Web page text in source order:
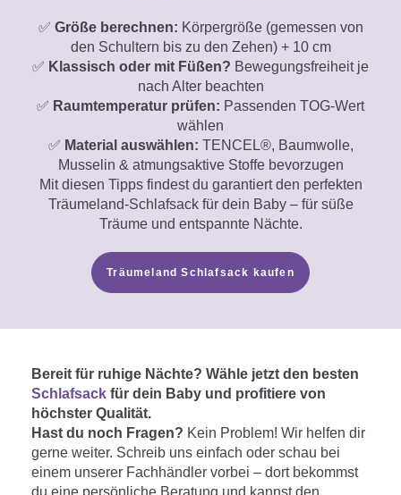
✅ Größe berechnen: Körpergröße (gemessen von
den Schultern bis zu den Zehen) + 10 cm
✅ Klassisch oder mit Füßen? Bewegungsfreiheit je
nach Alter beachten
✅ Raumtemperatur prüfen: Passenden TOG-Wert
wählen
✅ Material auswählen: TENCEL®, Baumwolle,
Musselin & atmungsaktive Stoffe bevorzugen
Mit diesen Tipps findest du garantiert den perfekten
Träumeland-Schlafsack für dein Baby – für süße
Träume und entspannte Nächte.
Träumeland Schlafsack kaufen
Bereit für ruhige Nächte? Wähle jetzt den besten
Schlafsack für dein Baby und profitiere von
höchster Qualität.
Hast du noch Fragen? Kein Problem! Wir helfen dir
gerne weiter. Schreib uns einfach oder schau bei
einem unserer Fachhändler vorbei – dort bekommst
du eine persönliche Beratung und kannst den